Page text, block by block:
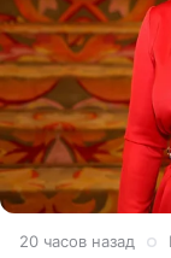
20 часов назад